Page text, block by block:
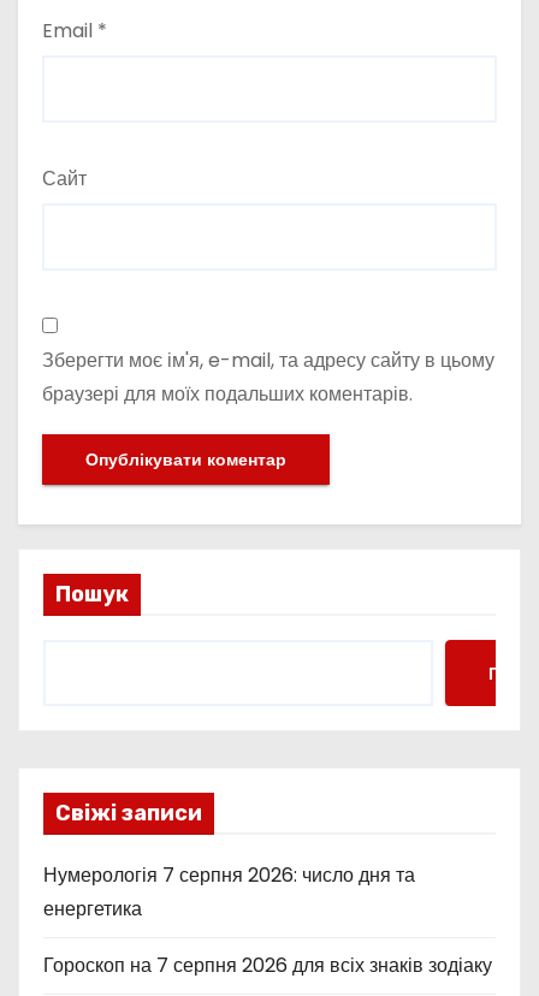
Email *
Сайт
Зберегти моє ім'я, e-mail, та адресу сайту в цьому
браузері для моїх подальших коментарів.
Пошук
Свіжі записи
Нумерологія 7 серпня 2026: число дня та
енергетика
Гороскоп на 7 серпня 2026 для всіх знаків зодіаку